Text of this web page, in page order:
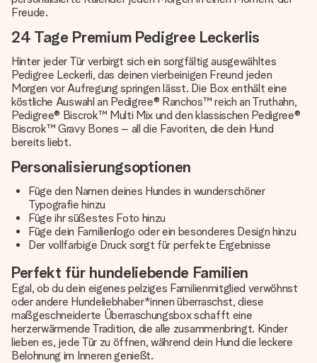
Freude.
24 Tage Premium Pedigree Leckerlis
Hinter jeder Tür verbirgt sich ein sorgfältig ausgewähltes
Pedigree Leckerli, das deinen vierbeinigen Freund jeden
Morgen vor Aufregung springen lässt. Die Box enthält eine
köstliche Auswahl an Pedigree® Ranchos™ reich an Truthahn,
Pedigree® Biscrok™ Multi Mix und den klassischen Pedigree®
Biscrok™ Gravy Bones – all die Favoriten, die dein Hund
bereits liebt.
Personalisierungsoptionen
Füge den Namen deines Hundes in wunderschöner
Typografie hinzu
Füge ihr süßestes Foto hinzu
Füge dein Familienlogo oder ein besonderes Design hinzu
Der vollfarbige Druck sorgt für perfekte Ergebnisse
Perfekt für hundeliebende Familien
Egal, ob du dein eigenes pelziges Familienmitglied verwöhnst
oder andere Hundeliebhaber*innen überraschst, diese
maßgeschneiderte Überraschungsboxschafft eine
herzerwärmende Tradition, die alle zusammenbringt. Kinder
lieben es, jede Tür zu öffnen, während dein Hund die leckere
Belohnung im Inneren genießt.